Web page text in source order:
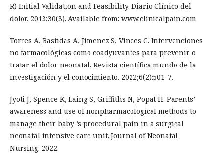
R) Initial Validation and Feasibility. Diario Clínico del
dolor. 2013;30(3). Available from: www.clinicalpain.com
Torres A, Bastidas A, Jimenez S, Vinces C. Intervenciones
no farmacológicas como coadyuvantes para prevenir o
tratar el dolor neonatal. Revista científica mundo de la
investigación y el conocimiento. 2022;6(2):501-7.
Jyoti J, Spence K, Laing S, Griffiths N, Popat H. Parents’
awareness and use of nonpharmacological methods to
manage their baby ’s procedural pain in a surgical
neonatal intensive care unit. Journal of Neonatal
Nursing. 2022.